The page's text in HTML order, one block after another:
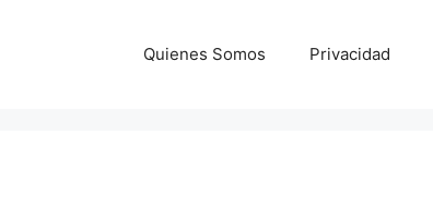
Quienes Somos Privacidad